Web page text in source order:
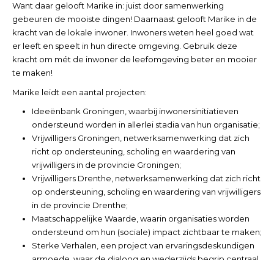
Want daar gelooft Marike in: juist door samenwerking
gebeuren de mooiste dingen! Daarnaast gelooft Marike in de
kracht van de lokale inwoner. Inwoners weten heel goed wat
er leeft en speelt in hun directe omgeving. Gebruik deze
kracht om mét de inwoner de leefomgeving beter en mooier
te maken!
Marike leidt een aantal projecten:
Ideeënbank Groningen, waarbij inwonersinitiatieven
ondersteund worden in allerlei stadia van hun organisatie;
Vrijwilligers Groningen, netwerksamenwerking dat zich
richt op ondersteuning, scholing en waardering van
vrijwilligers in de provincie Groningen;
Vrijwilligers Drenthe, netwerksamenwerking dat zich richt
op ondersteuning, scholing en waardering van vrijwilligers
in de provincie Drenthe;
Maatschappelijke Waarde, waarin organisaties worden
ondersteund om hun (sociale) impact zichtbaar te maken;
Sterke Verhalen, een project van ervaringsdeskundigen